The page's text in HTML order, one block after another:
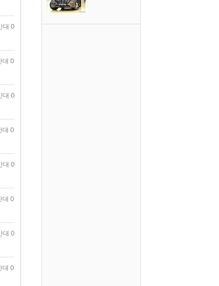
대 0
대 0
대 0
대 0
대 0
대 0
대 0
대 0